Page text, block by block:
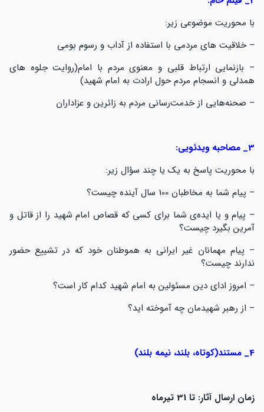
با محوریت موضوعی زیر:
– خلاقیت های مردمی با استفاده از آداب و رسوم بومی
– بازنمایی ارتباط قلبی و معنوی مردم با امام(روایت جلوه های
همدلی و انسجام مردم حول ارادت به امام شهید)
– صحنه‌هایی از خدمت‌رسانی مردم به زائرین و عزاداران
3_ مصاحبه ویدئویی:
با محوریت پاسخ به یک یا چند سؤال زیر:
– پیام شما به مخاطبان 100 سال آینده چیست؟
– پیام و یا ایده‌ی شما برای کسی که قصاص امام شهید را از قاتل و
آمرین بگیرد چیست؟
– پیام مهمانان غیر ایرانی به هموطنان خود که در تشییع حضور
ندارند چیست؟
– امروز ادای دین مسئولین به امام شهید کدام کار است؟
– از رهبر شهیدمان چه آموخته اید؟
4_ مستند(کوتاه، بلند، نیمه بلند)
زمان ارسال آثار: تا 31 تیرماه